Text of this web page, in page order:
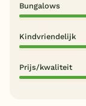
Bungalows
Kindvriendelijk
Prijs/kwaliteit